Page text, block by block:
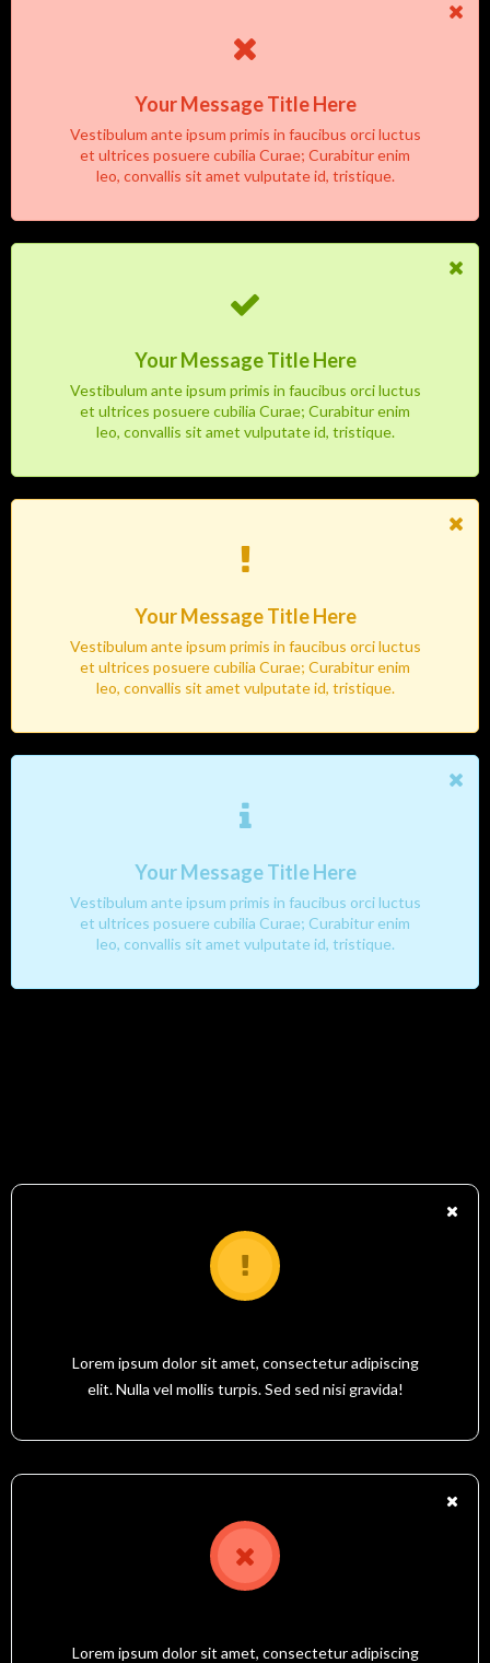
Your Message Title Here
Vestibulum ante ipsum primis in faucibus orci luctus
et ultrices posuere cubilia Curae; Curabitur enim
leo, convallis sit amet vulputate id, tristique.
Your Message Title Here
Vestibulum ante ipsum primis in faucibus orci luctus
et ultrices posuere cubilia Curae; Curabitur enim
leo, convallis sit amet vulputate id, tristique.
Your Message Title Here
Vestibulum ante ipsum primis in faucibus orci luctus
et ultrices posuere cubilia Curae; Curabitur enim
leo, convallis sit amet vulputate id, tristique.
Your Message Title Here
Vestibulum ante ipsum primis in faucibus orci luctus
et ultrices posuere cubilia Curae; Curabitur enim
leo, convallis sit amet vulputate id, tristique.
Lorem ipsum dolor sit amet, consectetur adipiscing
elit. Nulla vel mollis turpis. Sed sed nisi gravida!
Lorem ipsum dolor sit amet, consectetur adipiscing